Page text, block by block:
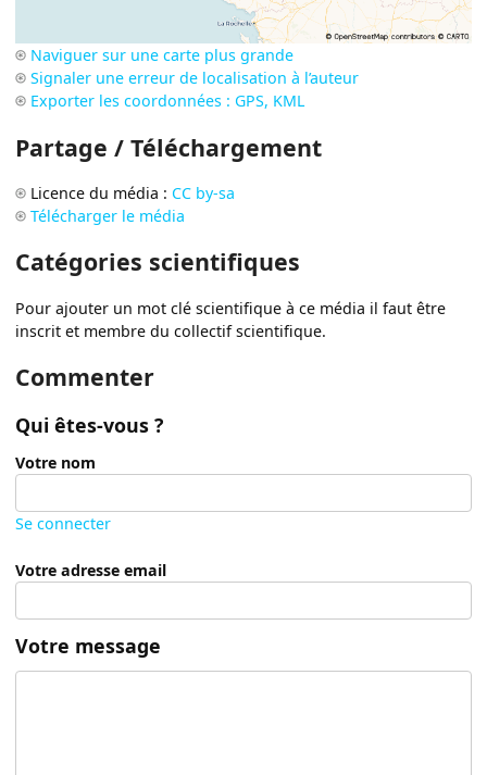
Naviguer sur une carte plus grande
Signaler une erreur de localisation à l’auteur
Exporter les coordonnées : GPS, KML
Partage / Téléchargement
Licence du média : CC by-sa
Télécharger le média
Catégories scientifiques
Pour ajouter un mot clé scientifique à ce média il faut être
inscrit et membre du collectif scientifique.
Commenter
Qui êtes-vous ?
Votre nom
Se connecter
Votre adresse email
Votre message